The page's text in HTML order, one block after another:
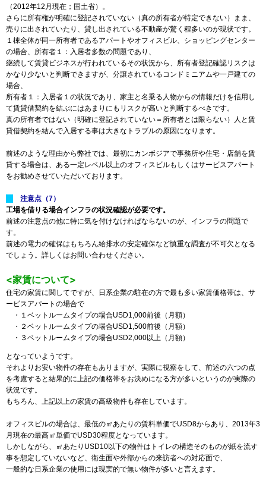
（2012年12月現在；国土省）。
さらに所有権が明確に登記されていない（真の所有者が特定できない）まま、
売りに出されていたり、貸し出されている不動産が驚く程多いのが現状です。
１棟全体が同一所有者であるアパートやオフィスビル、ショッピングセンター
の場合、所有者１：入居者多数の問題であり、
継続して賃貸ビジネスが行われているその状況から、所有者登記確認リスクは
かなり少ないと判断できますが、分譲されているコンドミニアムや一戸建ての
場合、
所有者１：入居者１の状況であり、家主と名乗る人物からの情報だけを信用し
て賃貸借契約を結ぶにはあまりにもリスクが高いと判断するべきです。
真の所有者ではない（明確に登記されていない＝所有者とは限らない）人と賃
貸借契約を結んで入居する事は大きなトラブルの原因になります。
前述のような理由から弊社では、最初にカンボジアで事務所や住宅・店舗を賃
貸する場合は、ある一定レベル以上のオフィスビルもしくはサービスアパート
をお勧めさせていただいております。
注意点（7）
工場を借りる場合インフラの状況確認が必要です。
前述の注意点の他に特に気を付けなければならないのが、インフラの問題で
す。
前述の電力の確保はもちろん給排水の安定確保など慎重な調査が不可欠となる
でしょう。詳しくはお問い合わせください。
<家賃について>
住宅の家賃に関してですが、日系企業の駐在の方で最も多い家賃価格帯は、サ
ービスアパートの場合で
・１ベットルームタイプの場合USD1,000前後（月額）
・２ベットルームタイプの場合USD1,500前後（月額）
・３ベットルームタイプの場合USD2,000以上（月額）
となっていようです。
それよりお安い物件の存在もありますが、実際に視察をして、前述の六つの点
を考慮すると結果的に上記の価格帯をお決めになる方が多いというのが実際の
状況です。
もちろん、上記以上の家賃の高級物件も存在しています。
オフィスビルの場合は、最低の㎡あたりの賃料単価でUSD8からあり、2013年3
月現在の最高㎡単価でUSD30程度となっています。
しかしながら、㎡あたりUSD10以下の物件はトイレの構造そのものが紙を流す
事を想定していないなど、衛生面や外部からの来訪者への対応面で、
一般的な日系企業の使用には現実的で無い物件が多いと言えます。